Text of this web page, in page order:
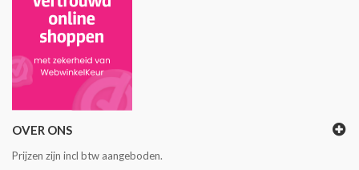
OVER ONS
Prijzen zijn incl btw aangeboden.